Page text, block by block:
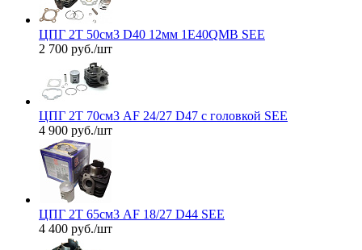
ЦПГ 2T 50см3 D40 12мм 1E40QMB SEE
2 700 руб./шт
ЦПГ 2T 70см3 AF 24/27 D47 с головкой SEE
4 900 руб./шт
ЦПГ 2T 65см3 AF 18/27 D44 SEE
4 400 руб./шт